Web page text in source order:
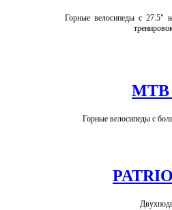
Горные велосипеды с 27.5"
MTB
Горные велосипеды с